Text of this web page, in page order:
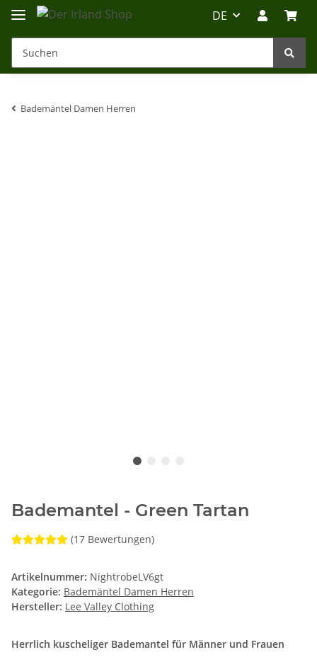
DE
Bademäntel Damen Herren
Bademantel - Green Tartan
(17 Bewertungen)
Artikelnummer: NightrobeLV6gt
Kategorie: Bademäntel Damen Herren
Hersteller: Lee Valley Clothing
Herrlich kuscheliger Bademantel für Männer und Frauen